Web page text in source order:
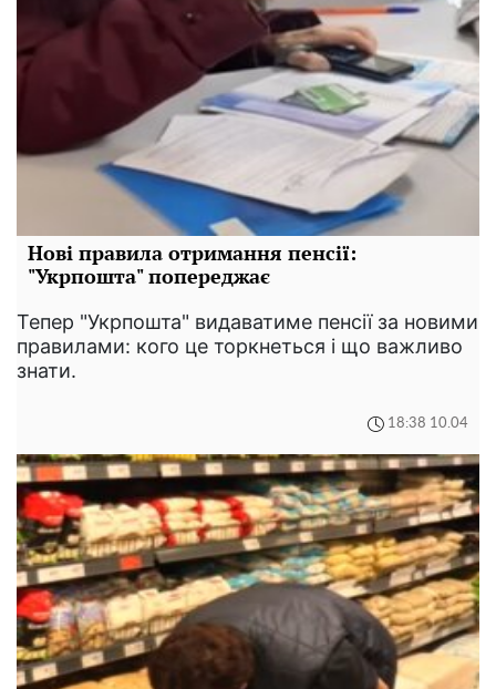
Нові правила отримання пенсії:
"Укрпошта" попереджає
Тепер "Укрпошта" видаватиме пенсії за новими
правилами: кого це торкнеться і що важливо
знати.
18:38 10.04